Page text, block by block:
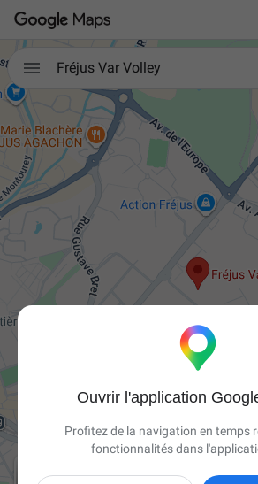
 Fréjus Var Volley
Ouvrir l'application
Profitez de la navigation en temps
fonctionnalités dans